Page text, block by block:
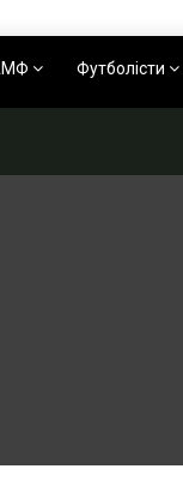
Футболісти